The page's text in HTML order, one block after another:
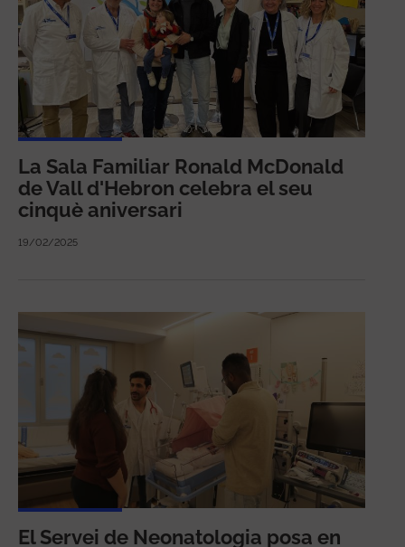
La Sala Familiar Ronald McDonald
de Vall d'Hebron celebra el seu
cinquè aniversari
19/02/2025
El Servei de Neonatologia posa en